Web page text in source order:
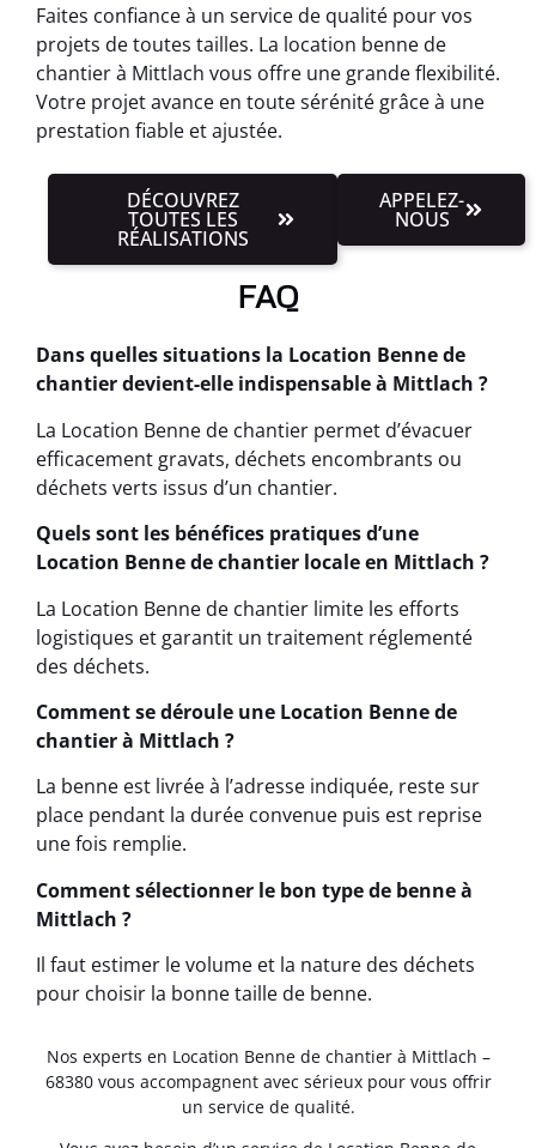
Faites confiance à un service de qualité pour vos
projets de toutes tailles. La location benne de
chantier à Mittlach vous offre une grande flexibilité.
Votre projet avance en toute sérénité grâce à une
prestation fiable et ajustée.
DÉCOUVREZ
TOUTES LES
RÉALISATIONS
APPELEZ-
NOUS
FAQ
Dans quelles situations la Location Benne de
chantier devient-elle indispensable à Mittlach ?
La Location Benne de chantier permet d’évacuer
efficacement gravats, déchets encombrants ou
déchets verts issus d’un chantier.
Quels sont les bénéfices pratiques d’une
Location Benne de chantier locale en Mittlach ?
La Location Benne de chantier limite les efforts
logistiques et garantit un traitement réglementé
des déchets.
Comment se déroule une Location Benne de
chantier à Mittlach ?
La benne est livrée à l’adresse indiquée, reste sur
place pendant la durée convenue puis est reprise
une fois remplie.
Comment sélectionner le bon type de benne à
Mittlach ?
Il faut estimer le volume et la nature des déchets
pour choisir la bonne taille de benne.
Nos experts en Location Benne de chantier à Mittlach –
68380 vous accompagnent avec sérieux pour vous offrir
un service de qualité.